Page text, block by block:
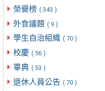
榮譽榜 ( 343 )
外食議題 ( 9 )
學生自治組織 ( 70 )
校慶 ( 56 )
畢典 ( 53 )
退休人員公告 ( 70 )